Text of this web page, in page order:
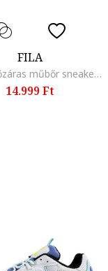
FILA
Skye tépőzáras műbőr sneaker, Fehér/Fekete/Levendulakék/Bézs
14.999 Ft